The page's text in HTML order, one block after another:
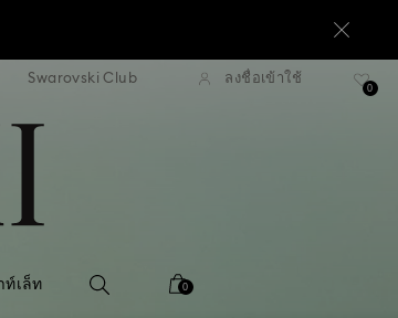
ยอดสูงกว่า 3,670 ฿ ฟรีค่าจัดส่งแบบธรรมดาที่มียอดสูง
Swarovski Club ลงชื่อเข้าใช้
0
ท์เล็ท 0